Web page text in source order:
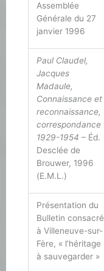
Assemblée
Générale du 27
janvier 1996
Paul Claudel,
Jacques
Madaule,
Connaissance et
reconnaissance,
correspondance
1929-1954 – Éd.
Desclée de
Brouwer, 1996
(E.M.L.)
Présentation du
Bulletin consacré
à Villeneuve-sur-
Fère, « l’héritage
à sauvegarder »